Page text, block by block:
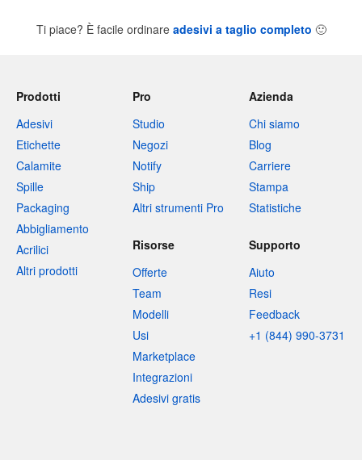
Ti piace? È facile ordinare adesivi a taglio completo 🙂
Prodotti
Adesivi
Etichette
Calamite
Spille
Packaging
Abbigliamento
Acrilici
Altri prodotti
Pro
Studio
Negozi
Notify
Ship
Altri strumenti Pro
Azienda
Chi siamo
Blog
Carriere
Stampa
Statistiche
Risorse
Offerte
Team
Modelli
Usi
Marketplace
Integrazioni
Adesivi gratis
Supporto
Aiuto
Resi
Feedback
+1 (844) 990-3731